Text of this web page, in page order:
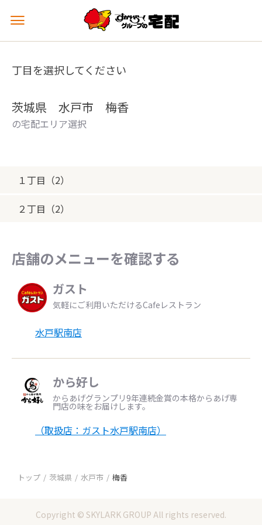
メ
ュ
を
丁目を選択してください
茨城県 水戸市 梅香
の宅配エリア選択
１丁目（2）
２丁目（2）
店舗のメニューを確認する
ガスト
気軽にご利用いただけるCafeレストラン
水戸駅南店
から好し
からあげグランプリ9年連続金賞の本格からあげ専
門店の味をお届けします。
（取扱店：ガスト水戸駅南店）
トップ 茨城県 水戸市 梅香
Copyright © SKYLARK GROUP All rights reserved.